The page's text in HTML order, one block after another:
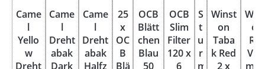
Came
l
Yello
w
Dreht
Came
l
Dreht
abak
Dark
Came
l
Dreht
abak
Halfz
25
x
OC
B
Blä
OCB
Blätt
chen
Blau
50
OCB
Slim
Filter
120 x
6
S
t
u
r
m
Winst
on
Taba
k Red
2 x
on